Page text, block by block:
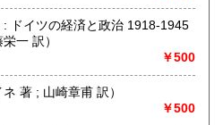
ドイツの経済と政治 1918-1945
一 訳）
￥500
ン派 （H.ハイネ 著 ; 山崎章甫 訳）
￥500